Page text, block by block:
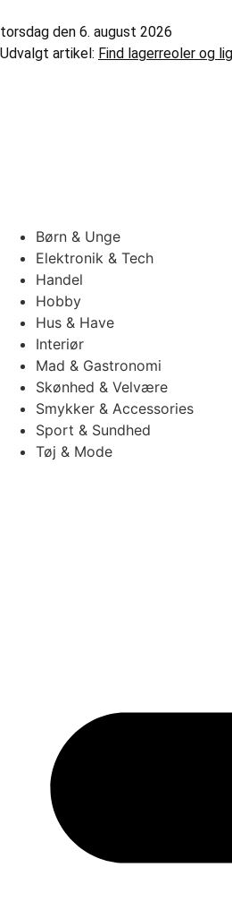
torsdag den 6. august 2026
Udvalgt artikel: Find lagerreoler og
Børn & Unge
Elektronik & Tech
Handel
Hobby
Hus & Have
Interiør
Mad & Gastronomi
Skønhed & Velvære
Smykker & Accessories
Sport & Sundhed
Tøj & Mode